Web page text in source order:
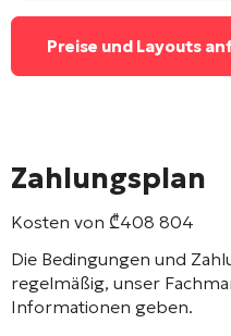
Preise und Layouts
Zahlungsplan
Kosten von ₾408 804
Die Bedingungen und
regelmäßig, unser
Informationen geben.